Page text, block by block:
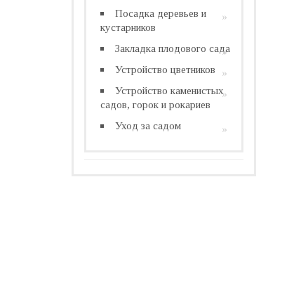
Посадка деревьев и
кустарников
Закладка плодового сада
Устройство цветников
Устройство каменистых
садов, горок и рокариев
Уход за садом